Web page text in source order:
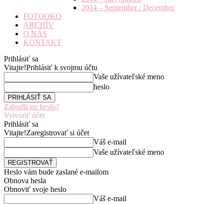
2014 – September / December
FOTOOKO
ARCHÍV
O NÁS
KONTAKT
Prihlásiť sa
Vitajte!Prihlásiť k svojmu účtu
Vaše užívateľské meno
heslo
Zabudli ste heslo?
Vytvoriť účet
Prihlásiť sa
Vitajte!Zaregistrovať si účet
Váš e-mail
Vaše užívateľské meno
Heslo vám bude zaslané e-mailom
Obnova hesla
Obnoviť svoje heslo
Váš e-mail